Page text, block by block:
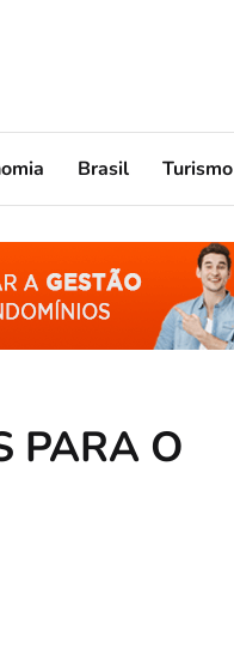
Brasil Turismo
PARA O